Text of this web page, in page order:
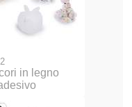
in legno